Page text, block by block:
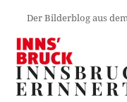
Der Bilderblog aus